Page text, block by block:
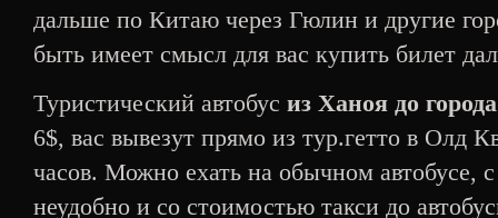
дальше по Китаю через Гюлин и другие
быть имеет смысл для вас купить билет
Туристический автобус из Ханоя до
6$, вас вывезут прямо из тур.гетто в Олд
часов. Можно ехать на обычном автобусе,
неудобно и со стоимостью такси до